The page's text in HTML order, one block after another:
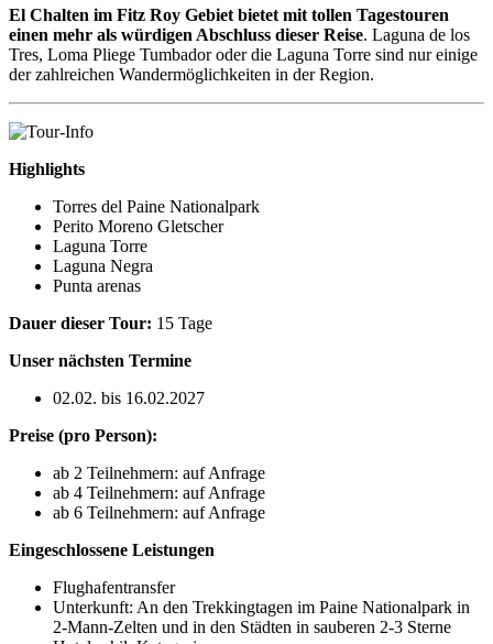
El Chalten im Fitz Roy Gebiet bietet mit tollen Tagestouren
einen mehr als würdigen Abschluss dieser Reise. Laguna de los
Tres, Loma Pliege Tumbador oder die Laguna Torre sind nur einige
der zahlreichen Wandermöglichkeiten in der Region.
Highlights
Torres del Paine Nationalpark
Perito Moreno Gletscher
Laguna Torre
Laguna Negra
Punta arenas
Dauer dieser Tour: 15 Tage
Unser nächsten Termine
02.02. bis 16.02.2027
Preise (pro Person):
ab 2 Teilnehmern: auf Anfrage
ab 4 Teilnehmern: auf Anfrage
ab 6 Teilnehmern: auf Anfrage
Eingeschlossene Leistungen
Flughafentransfer
Unterkunft: An den Trekkingtagen im Paine Nationalpark in
2-Mann-Zelten und in den Städten in sauberen 2-3 Sterne